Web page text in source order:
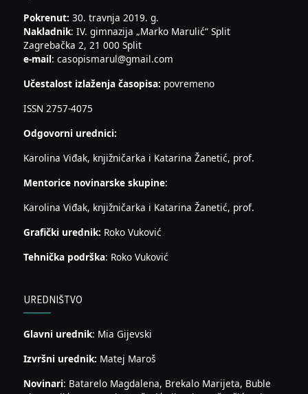
Pokrenut: 30. travnja 2019. g.
Nakladnik: IV. gimnazija „Marko Marulić“ Split
Zagrebačka 2, 21 000 Split
e-mail: casopismarul@gmail.com
Učestalost izlaženja časopisa: povremeno
ISSN 2757-4075
Odgovorni urednici:
Karolina Viđak, knjižničarka i Katarina Žanetić, prof.
Mentorice novinarske skupine:
Karolina Viđak, knjižničarka i Katarina Žanetić, prof.
Grafički urednik: Roko Vuković
Tehnička podrška: Roko Vuković
UREDNIŠTVO
Glavni urednik: Mia Gijevski
Izvršni urednik: Matej Maroš
Novinari: Batarelo Magdalena, Brekalo Marijeta, Buble